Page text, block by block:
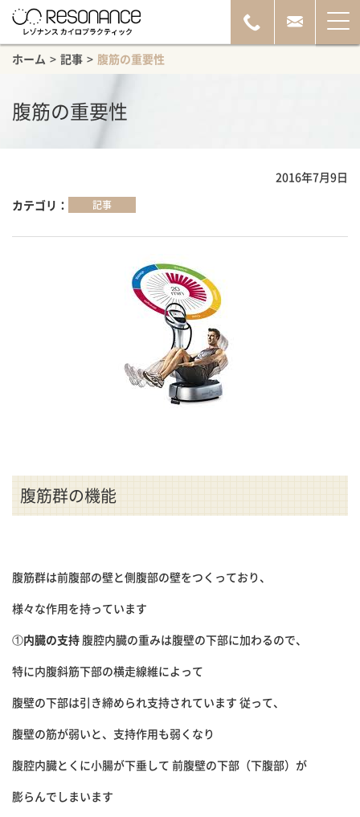
ホーム > 記事 > 腹筋の重要性
腹筋の重要性
2016年7月9日
カテゴリ
記事
腹筋群の機能
腹筋群は前腹部の壁と側腹部の壁をつくっており、
様々な作用を持っています
①内臓の支持 腹腔内臓の重みは腹壁の下部に加わるので、
特に内腹斜筋下部の横走線維によって
腹壁の下部は引き締められ支持されています 従って、
腹壁の筋が弱いと、支持作用も弱くなり
腹腔内臓とくに小腸が下垂して 前腹壁の下部（下腹部）が
膨らんでしまいます